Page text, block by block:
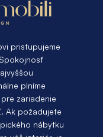
pristupujeme
plníme
zariadenie
Ak požadujete
nábytku